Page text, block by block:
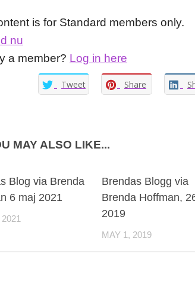
is for Standard members only.
nu
a member? Log in here
Tweet Share
MAY ALSO LIKE...
Blog via Brenda
6 maj 2021
Brendas Blogg via
Brenda Hoffman,
2019
MAY 1, 2019